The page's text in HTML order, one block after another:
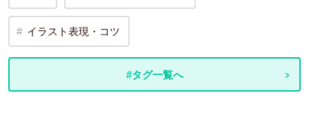
イラスト表現・コツ
#タグ一覧へ